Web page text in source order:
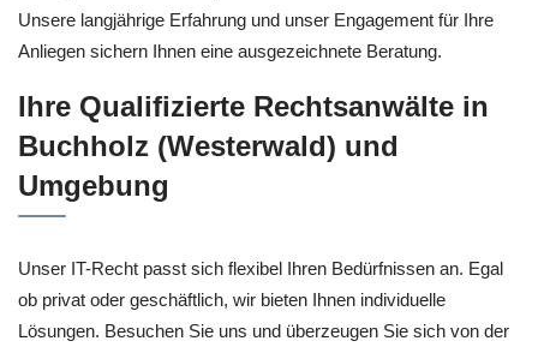
Unsere langjährige Erfahrung und unser Engagement für Ihre
Anliegen sichern Ihnen eine ausgezeichnete Beratung.
Ihre Qualifizierte Rechtsanwälte in
Buchholz (Westerwald) und
Umgebung
Unser IT-Recht passt sich flexibel Ihren Bedürfnissen an. Egal
ob privat oder geschäftlich, wir bieten Ihnen individuelle
Lösungen. Besuchen Sie uns und überzeugen Sie sich von der